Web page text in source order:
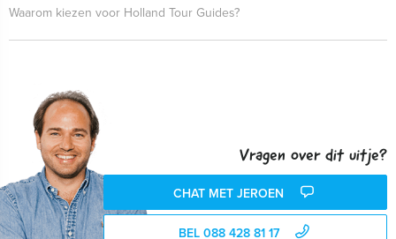
Waarom kiezen voor Holland Tour Guides?
Vragen over dit uitje?
CHAT MET JEROEN
BEL 088 428 81 17